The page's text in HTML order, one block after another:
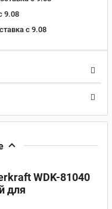
9.08
c 9.08
WDK-81040
для